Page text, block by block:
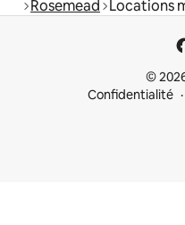
Rosemead Locations
©
Confidentialité